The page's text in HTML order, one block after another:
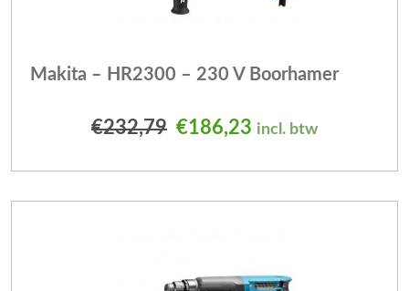
Makita – HR2300 – 230 V Boorhamer
€232,79 Oorspronkelijke prijs
€186,23 Huidige prijs is:
incl. btw